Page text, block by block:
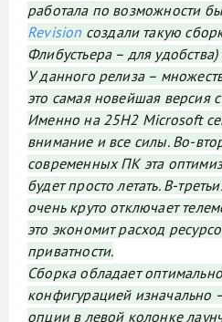
работала по возможности
Revision создали такую
Флибустьера – для
У данного релиза –
это самая новейшая версия
Именно на 25H2 Microsoft
внимание и все силы. Во-
современных ПК эта
будет просто летать. В-
очень круто отключает
это экономит расход
приватности.
Сборка обладает
конфигурацией изначально
опции в левой колонке